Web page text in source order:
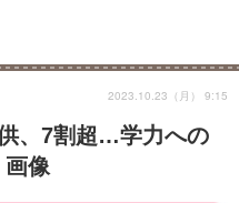
、7割超…学力への
画像
2023.10.23（月） 9:15